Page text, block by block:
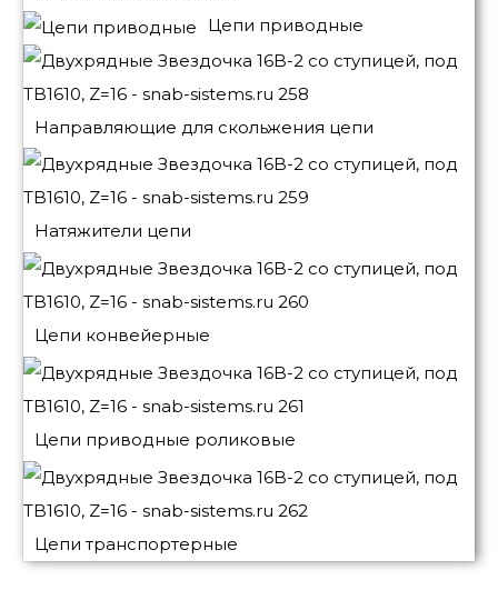
Цепи приводные
Направляющие для скольжения цепи
Натяжители цепи
Цепи конвейерные
Цепи приводные роликовые
Цепи транспортерные